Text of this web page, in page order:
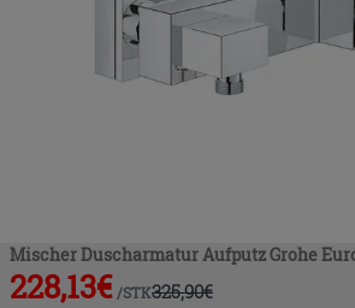
Mischer Duscharmatur Aufputz Grohe
228,13€ /STK325,90€